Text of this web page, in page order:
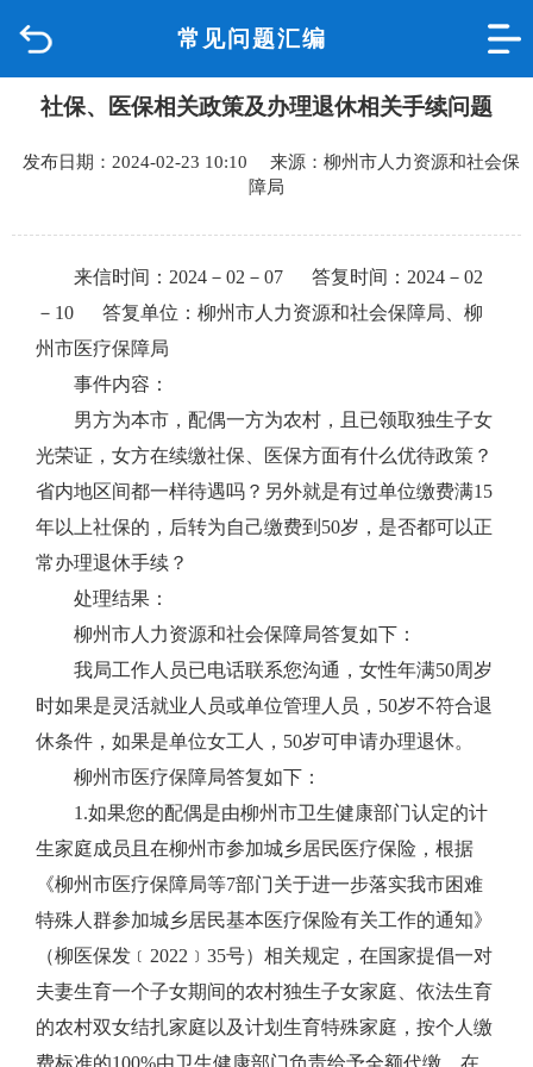
常见问题汇编
品质城中
新闻中心
政府信息公开
网上办事
互动回应
社保、医保相关政策及办理退休相关手续问题
发布日期：2024-02-23 10:10 来源：柳州市人力资源和社会保
障局
来信时间：2024－02－07 答复时间：2024－02
－10 答复单位： 柳州市人力资源和社会保障局、 柳
州市医疗保障局
事件内容：
男方为本市，配偶一方为农村，且已领取独生子女
光荣证，女方在续缴社保、医保方面有什么优待政策？
省内地区间都一样待遇吗？另外就是有过单位缴费满15
年以上社保的，后转为自己缴费到50岁，是否都可以正
常办理退休手续？
处理结果：
柳州市人力资源和社会保障局答复如下：
我局工作人员已电话联系您沟通，女性年满50周岁
时如果是灵活就业人员或单位管理人员，50岁不符合退
休条件，如果是单位女工人，50岁可申请办理退休。
柳州市医疗保障局答复如下 ：
1.如果您的配偶是由柳州市卫生健康部门认定的计
生家庭成员且在柳州市参加城乡居民医疗保险，根据
《柳州市医疗保障局等7部门关于进一步落实我市困难
特殊人群参加城乡居民基本医疗保险有关工作的通知》
（柳医保发﹝2022﹞35号）相关规定，在国家提倡一对
夫妻生育一个子女期间的农村独生子女家庭、依法生育
的农村双女结扎家庭以及计划生育特殊家庭，按个人缴
费标准的100%由卫生健康部门负责给予全额代缴。在